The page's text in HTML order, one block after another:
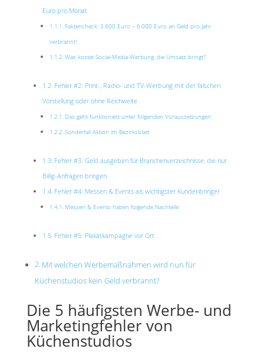
Euro pro Monat
Faktencheck: 3.600 Euro – 6.000 Euro an Geld pro Jahr
verbrannt!
Was kostet Social-Media-Werbung, die Umsatz bringt?
Fehler #2: Print-, Radio- und TV-Werbung mit der falschen
Vorstellung oder ohne Reichweite
Das geht funktioniert unter folgenden Voraussetzungen:
Sonderfall Aktion im Bezirksblatt
Fehler #3: Geld ausgeben für Branchenverzeichnisse, die nur
Billig-Anfragen bringen
Fehler #4: Messen & Events als wichtigster Kundenbringer
Messen & Events haben folgende Nachteile:
Fehler #5: Plakatkampagne vor Ort
Mit welchen Werbemaßnahmen wird nun für
Küchenstudios kein Geld verbrannt?
Die 5 häufigsten Werbe- und
Marketingfehler von
Küchenstudios